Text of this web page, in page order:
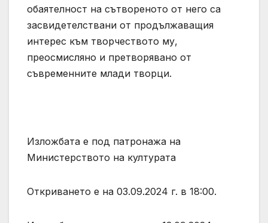
обаятелност на сътвореното от него са
засвидетелствани от продължаващия
интерес към творчеството му,
преосмисляно и претворявано от
съвременните млади творци.
Изложбата е под патронажа на
Министерството на културата
Откриването е на 03.09.2024 г. в 18:00.